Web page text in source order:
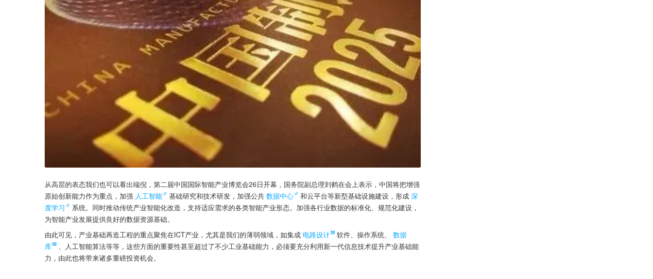
从高层的表态我们也可以看出端倪，第二届中国国际智能产业博览会26日开幕，国务院副总理刘鹤在会上表示，中国将把增强
原始创新能力作为重点，加强 人工智能 基础研究和技术研发，加强公共 数据中心 和云平台等新型基础设施建设，形成 深
度学习
系统。同时推动传统产业智能化改造，支持适应需求的各类智能产业形态。加强各行业数据的标准化、规范化建设，
为智能产业发展提供良好的数据资源基础。
由此可见，产业基础再造工程的重点聚焦在ICT产业，尤其是我们的薄弱领域，如集成 电路设计 软件、操作系统、
数据
库
、人工智能算法等等，这些方面的重要性甚至超过了不少工业基础能力，必须要充分利用新一代信息技术提升产业基础能
力，由此也将带来诸多重磅投资机会。